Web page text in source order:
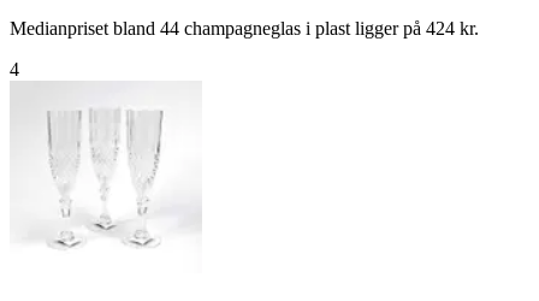
Medianpriset bland 44 champagneglas i plast ligger på 424 kr.
4